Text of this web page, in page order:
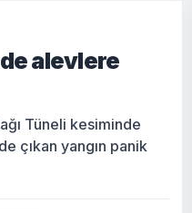
alevlere
Tüneli kesiminde
çıkan yangın panik